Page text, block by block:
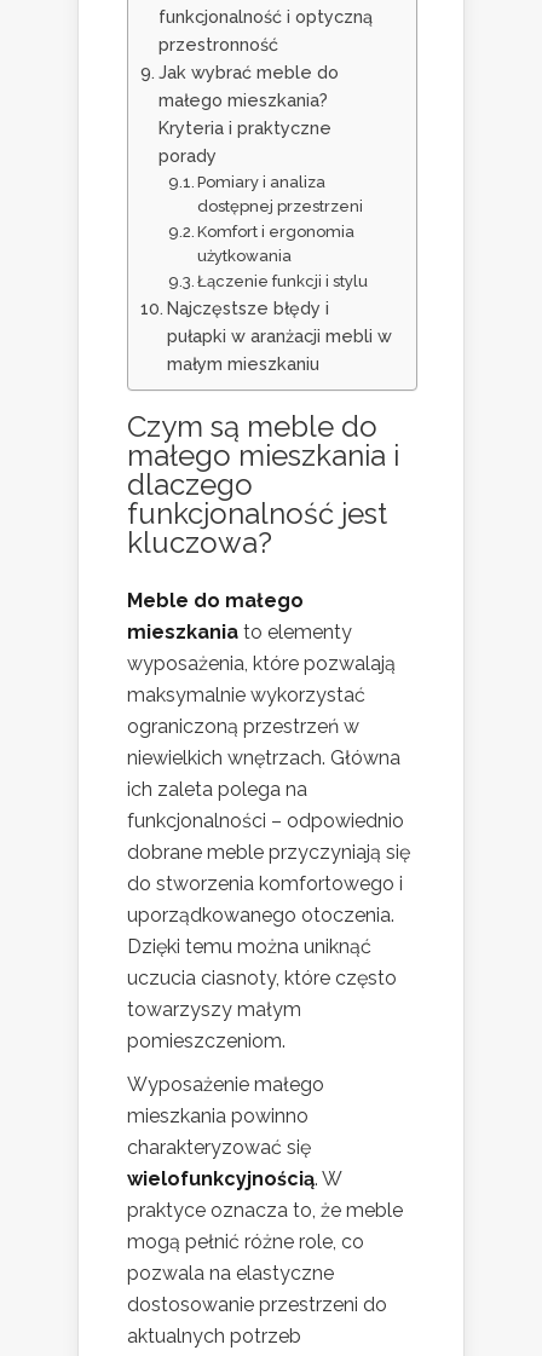
funkcjonalność i optyczną
przestronność
Jak wybrać meble do
małego mieszkania?
Kryteria i praktyczne
porady
Pomiary i analiza
dostępnej przestrzeni
Komfort i ergonomia
użytkowania
Łączenie funkcji i stylu
Najczęstsze błędy i
pułapki w aranżacji mebli w
małym mieszkaniu
Czym są meble do
małego mieszkania i
dlaczego
funkcjonalność jest
kluczowa?
Meble do małego
mieszkania to elementy
wyposażenia, które pozwalają
maksymalnie wykorzystać
ograniczoną przestrzeń w
niewielkich wnętrzach. Główna
ich zaleta polega na
funkcjonalności – odpowiednio
dobrane meble przyczyniają się
do stworzenia komfortowego i
uporządkowanego otoczenia.
Dzięki temu można uniknąć
uczucia ciasnoty, które często
towarzyszy małym
pomieszczeniom.
Wyposażenie małego
mieszkania powinno
charakteryzować się
wielofunkcyjnością. W
praktyce oznacza to, że meble
mogą pełnić różne role, co
pozwala na elastyczne
dostosowanie przestrzeni do
aktualnych potrzeb